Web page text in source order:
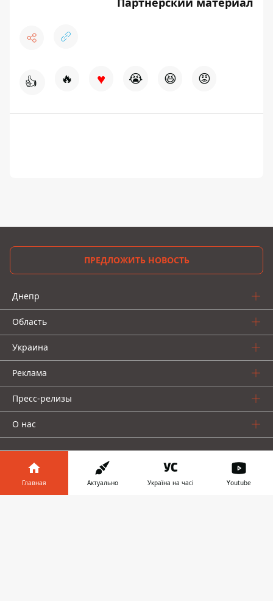
👍 🔥 ♥ 😭 😆 😡
ПРЕДЛОЖИТЬ НОВОСТЬ
Днепр
Область
Украина
Реклама
Пресс-релизы
О нас
Главная Актуально Україна на часі Youtube